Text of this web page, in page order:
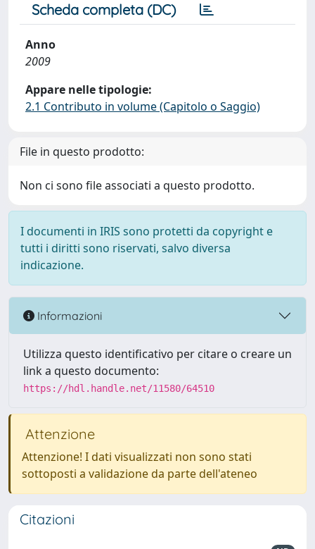
Scheda completa (DC)
Anno
2009
Appare nelle tipologie:
2.1 Contributo in volume (Capitolo o Saggio)
File in questo prodotto:
Non ci sono file associati a questo prodotto.
I documenti in IRIS sono protetti da copyright e
tutti i diritti sono riservati, salvo diversa
indicazione.
Informazioni
Utilizza questo identificativo per citare o creare un
link a questo documento:
https://hdl.handle.net/11580/64510
Attenzione
Attenzione! I dati visualizzati non sono stati
sottoposti a validazione da parte dell'ateneo
Citazioni